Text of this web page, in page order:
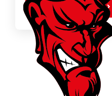
MEHR ERFAHREN